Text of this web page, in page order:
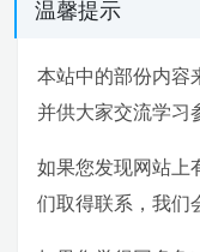
温馨提示
本站中的部份内容
并供大家交流学习
如果您发现网站上
们取得联系，我们